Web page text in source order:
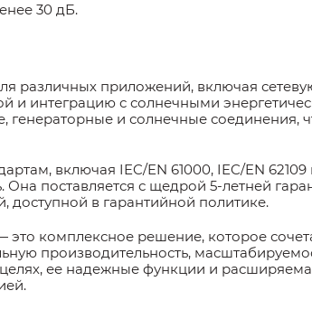
30 дБ.
различных приложений, включая
и интеграцию с солнечными
генераторные и солнечные соединения,
включая IEC/EN 61000, IEC/EN
Она поставляется с щедрой 5-летней
в гарантийной политике.
это комплексное решение, которое
производительность,
ее надежные функции и